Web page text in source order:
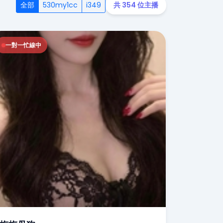
全部 530my1cc i349 共 354 位主播
一對一忙線中